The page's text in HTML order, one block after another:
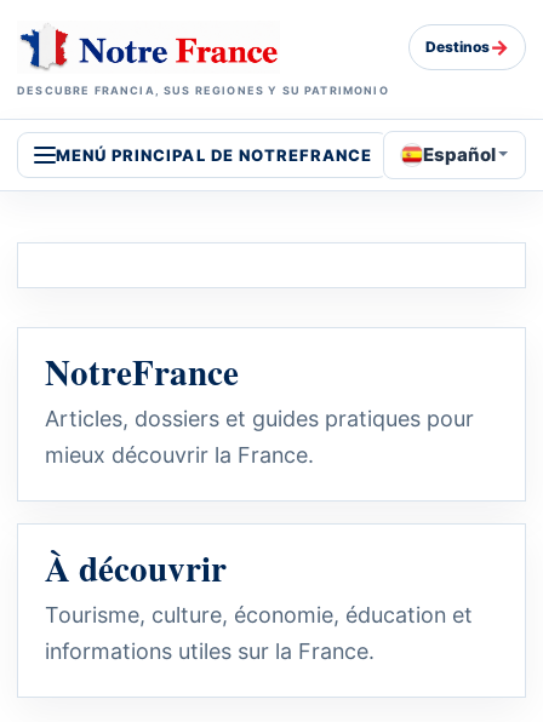
DESCUBRE FRANCIA, SUS REGIONES Y SU PATRIMONIO
Destinos→
MENÚ PRINCIPAL DE NOTREFRANCE Español
NotreFrance
Articles, dossiers et guides pratiques pour
mieux découvrir la France.
À découvrir
Tourisme, culture, économie, éducation et
informations utiles sur la France.